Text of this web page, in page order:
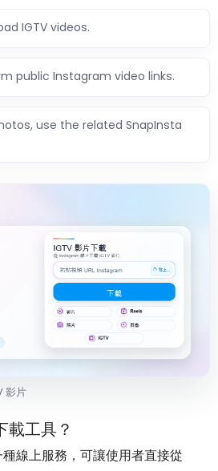
IGTV videos.
public Instagram video links.
use the related SnapInsta
影片
載工具？
線上服務，可讓使用者直接從